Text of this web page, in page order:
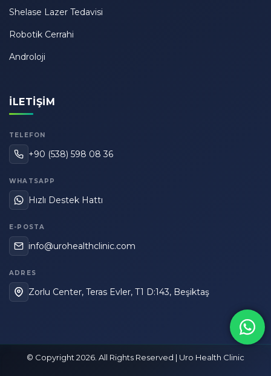
Shelase Lazer Tedavisi
Robotik Cerrahi
Androloji
İLETIŞIM
TELEFON
+90 (538) 598 08 36
WHATSAPP
Hızlı Destek Hattı
E-POSTA
info@urohealthclinic.com
ADRES
Zorlu Center, Teras Evler, T1 D:143, Beşiktaş
© Copyright 2026. All Rights Reserved | Uro Health Clinic